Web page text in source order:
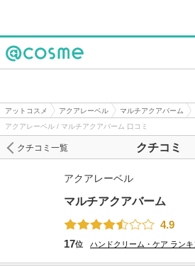
アットコスメ アクアレーベル マルチアクアバーム
アクアレーベル / マルチアクアバーム 口コミ
クチコミ
クチコミ一覧
アクアレーベル
マルチアクアバーム
4.9
17位 ハンドクリーム・ケア ラン